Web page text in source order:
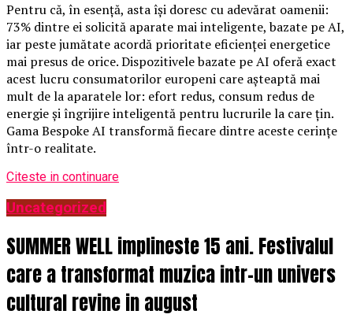
Pentru că, în esență, asta își doresc cu adevărat oamenii:
73% dintre ei solicită aparate mai inteligente, bazate pe AI,
iar peste jumătate acordă prioritate eficienței energetice
mai presus de orice. Dispozitivele bazate pe AI oferă exact
acest lucru consumatorilor europeni care așteaptă mai
mult de la aparatele lor: efort redus, consum redus de
energie și îngrijire inteligentă pentru lucrurile la care țin.
Gama Bespoke AI transformă fiecare dintre aceste cerințe
într-o realitate.
Citeste in continuare
Uncategorized
SUMMER WELL implineste 15 ani. Festivalul
care a transformat muzica intr-un univers
cultural revine in august